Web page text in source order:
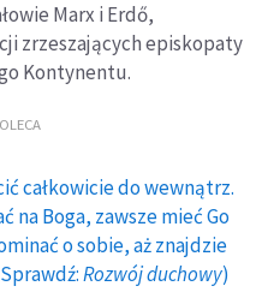
Marx i Erdő,
zrzeszających episkopaty
Kontynentu.
całkowicie do wewnątrz.
na Boga, zawsze mieć Go
o sobie, aż znajdzie
Rozwój duchowy)